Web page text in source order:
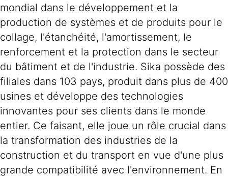
mondial dans le développement et la
production de systèmes et de produits pour le
collage, l'étanchéité, l'amortissement, le
renforcement et la protection dans le secteur
du bâtiment et de l'industrie. Sika possède des
filiales dans 103 pays, produit dans plus de 400
usines et développe des technologies
innovantes pour ses clients dans le monde
entier. Ce faisant, elle joue un rôle crucial dans
la transformation des industries de la
construction et du transport en vue d'une plus
grande compatibilité avec l'environnement. En